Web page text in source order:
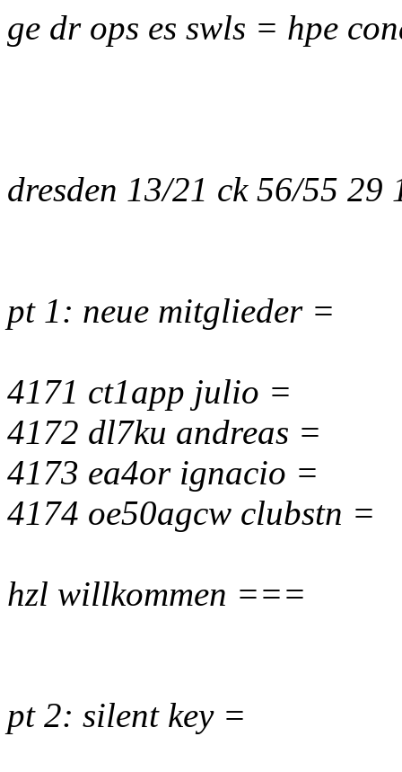
ge dr ops es swls = hpe
dresden 13/21 ck 56/55 29
pt 1: neue mitglieder =
4171 ct1app julio =
4172 dl7ku andreas =
4173 ea4or ignacio =
4174 oe50agcw clubstn =
hzl willkommen ===
pt 2: silent key =